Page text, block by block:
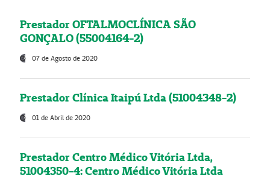
Prestador OFTALMOCLÍNICA SÃO
GONÇALO (55004164-2)
07 de Agosto de 2020
Prestador Clínica Itaipú Ltda (51004348-2)
01 de Abril de 2020
Prestador Centro Médico Vitória Ltda,
51004350-4: Centro Médico Vitória Ltda